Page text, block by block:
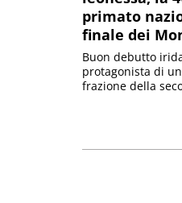
primato
finale dei
Buon debutto
protagonista di
frazione della